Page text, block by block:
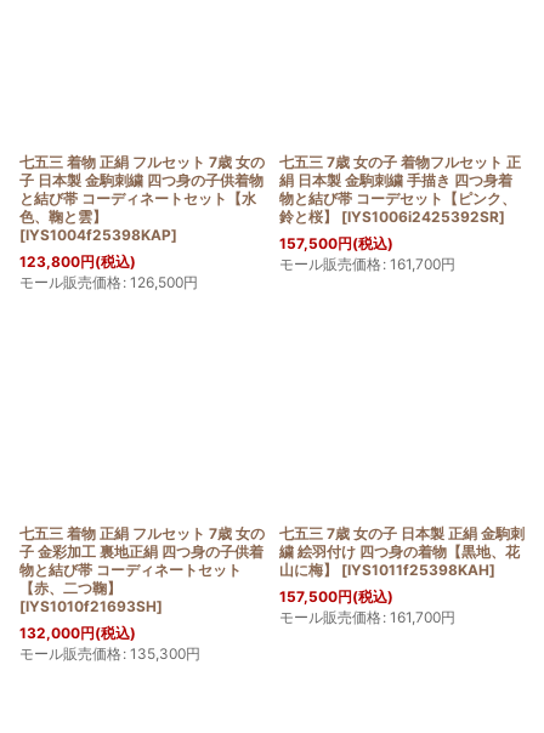
七五三 着物 正絹 フルセット 7歳 女の
子 日本製 金駒刺繍 四つ身の子供着物
と結び帯 コーディネートセット【水
色、鞠と雲】
[IYS1004f25398KAP]
123,800円(税込)
モール販売価格: 126,500円
七五三 7歳 女の子 着物フルセット 正
絹 日本製 金駒刺繍 手描き 四つ身着
物と結び帯 コーデセット【ピンク、
鈴と桜】
[IYS1006i2425392SR]
157,500円(税込)
モール販売価格: 161,700円
七五三 着物 正絹 フルセット 7歳 女の
子 金彩加工 裏地正絹 四つ身の子供着
物と結び帯 コーディネートセット
【赤、二つ鞠】
[IYS1010f21693SH]
132,000円(税込)
モール販売価格: 135,300円
七五三 7歳 女の子 日本製 正絹 金駒刺
繍 絵羽付け 四つ身の着物【黒地、花
山に梅】
[IYS1011f25398KAH]
157,500円(税込)
モール販売価格: 161,700円